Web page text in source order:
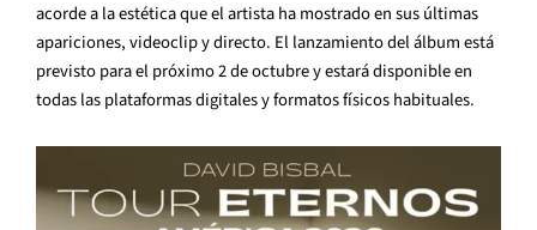
acorde a la estética que el artista ha mostrado en sus últimas
apariciones, videoclip y directo. El lanzamiento del álbum está
previsto para el próximo 2 de octubre y estará disponible en
todas las plataformas digitales y formatos físicos habituales.